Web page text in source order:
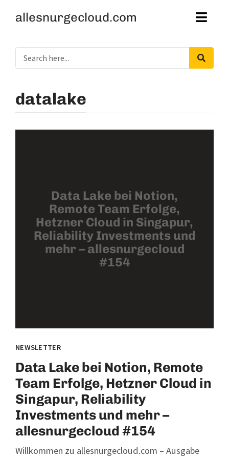
allesnurgecloud.com
datalake
Data Lake bei Notion,
Remote Team Erfolge,
Hetzner Cloud in Singapur,
Reliability Investments und
mehr – allesnurgecloud
#154
NEWSLETTER
Data Lake bei Notion, Remote
Team Erfolge, Hetzner Cloud in
Singapur, Reliability
Investments und mehr –
allesnurgecloud #154
Willkommen zu allesnurgecloud.com – Ausgabe